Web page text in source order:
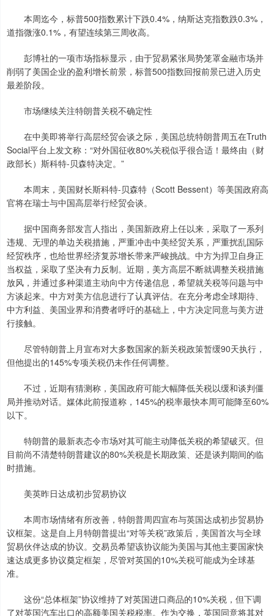
本周迄今，标普500指数累计下跌0.4%，纳斯达克指数跌0.3%，
道指微涨0.1%，有望连续第三周收高。
彭博社的一项市场指标显示，由于贸易紧张局势笼罩金融市场并
削弱了美国企业的盈利增长前景，标普500指数回报前景已进入历史
最差阶段。
市场继续关注特朗普关税不确定性
在中美即将举行高层经贸会谈之际，美国总统特朗普周五在Truth
Social平台上发文称：“对外国征收80%关税似乎很合适！最终由（财
政部长）斯科特-贝森特决定。”
本周末，美国财长斯科特-贝森特（Scott Bessent）等美国政府高
官将在瑞士与中国高层举行经贸会谈。
据中国商务部发言人指出，美国新政府上任以来，采取了一系列
违规、无理的单边关税措施，严重冲击中美经贸关系，严重扰乱国际
经贸秩序，也给世界经济复苏增长带来严峻挑战。中方为捍卫自身正
当权益，采取了坚决有力反制。近期，美方高层不断就调整关税措施
放风，并通过多种渠道主动向中方传递信息，希望就关税等问题与中
方谈起来。中方对美方信息进行了认真评估。在充分考虑全球期待、
中方利益、美国业界和消费者呼吁的基础上，中方决定同意与美方进
行接触。
尽管特朗普上月宣布对大多数国家的新关税政策暂缓90天执行，
但他提出的145%专项关税仍未作任何调整。
不过，近期有猜测称，美国政府可能大幅降低关税以缓和谈判僵
局并推动对话。媒体此前报道称，145%的税率最快本周可能降至60%
以下。
特朗普的最新表态令市场对其可能主动降低关税的希望破灭。但
目前尚不清楚特朗普建议的80%关税是长期政策、还是谈判期间的临
时措施。
美英昨日达成初步贸易协议
本周市场情绪有所改善，特朗普周四宣布与英国达成初步贸易协
议框架。这是自上月特朗普提出“对等关税”政策后，美国首次与全球
贸易伙伴达成的协议。交易员希望该协议能为美国与其他主要国家快
速达成更多协议奠定框架，尽管对英国的10%关税可能成为全球基
准。
这份“总体框架”协议维持了对英国进口商品的10%关税，但下调
了对英国汽车出口的高额美国关税税率。作为交换，英国同意将其对